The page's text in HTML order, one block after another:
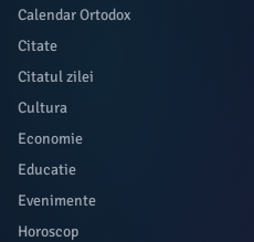
Calendar Ortodox
Citate
Citatul zilei
Cultura
Economie
Educatie
Evenimente
Horoscop